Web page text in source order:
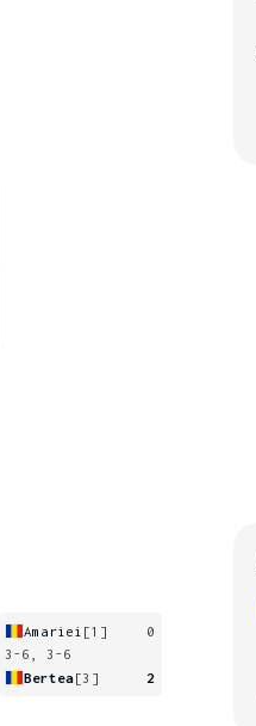
Amariei [1]
0
3-6, 3-6
Bertea[3] 2